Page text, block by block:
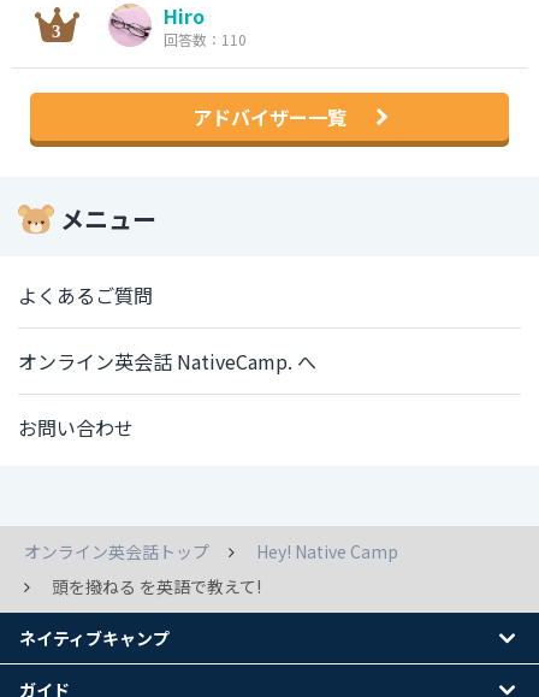
Hiro
回答数：110
アドバイザー一覧
メニュー
よくあるご質問
オンライン英会話 NativeCamp. へ
お問い合わせ
オンライン英会話トップ
Hey! Native Camp
頭を撥ねる を英語で教えて!
ネイティブキャンプ
ガイド